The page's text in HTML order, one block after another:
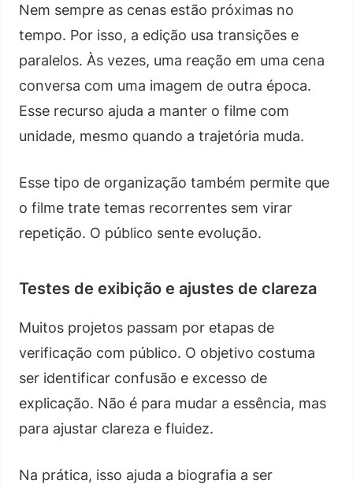
Nem sempre as cenas estão próximas no
tempo. Por isso, a edição usa transições e
paralelos. Às vezes, uma reação em uma cena
conversa com uma imagem de outra época.
Esse recurso ajuda a manter o filme com
unidade, mesmo quando a trajetória muda.
Esse tipo de organização também permite que
o filme trate temas recorrentes sem virar
repetição. O público sente evolução.
Testes de exibição e ajustes de clareza
Muitos projetos passam por etapas de
verificação com público. O objetivo costuma
ser identificar confusão e excesso de
explicação. Não é para mudar a essência, mas
para ajustar clareza e fluidez.
Na prática, isso ajuda a biografia a ser